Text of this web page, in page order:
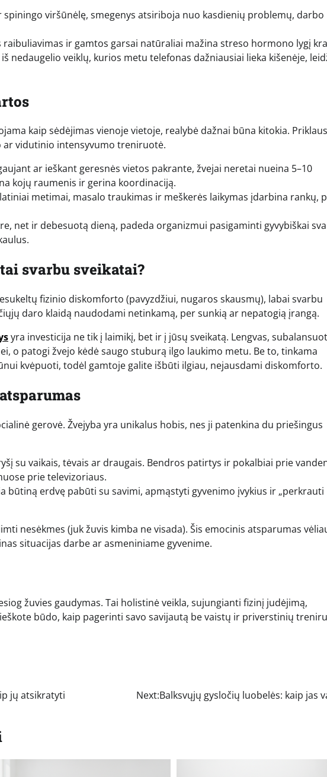
spiningo viršūnėlę, smegenys atsiriboja nuo kasdienių problemų, darbo
raibuliavimas ir gamtos garsai natūraliai mažina streso hormono lygį
iš nedaugelio veiklų, kurios metu telefonas dažniausiai lieka kišenėje,
kaip sėdėjimas vienoje vietoje, realybė dažnai būna kitokia.
vidutinio intensyvumo treniruotė.
ar ieškant geresnės vietos pakrante, žvejai neretai nueina 5–10
kojų raumenis ir gerina koordinaciją.
metimai, masalo traukimas ir meškerės laikymas įdarbina rankų,
net ir debesuotą dieną, padeda organizmui pasigaminti gyvybiškai
svarbu sveikatai?
fizinio diskomforto (pavyzdžiui, nugaros skausmų), labai svarbu
daro klaidą naudodami netinkamą, per sunkią ar nepatogią įrangą.
yra investicija ne tik į laimikį, bet ir į jūsų sveikatą. Lengvas,
o patogi žvejo kėdė saugo stuburą ilgo laukimo metu. Be to, tinkama
kvėpuoti, todėl gamtoje galite išbūti ilgiau, nejausdami diskomforto.
gerovė. Žvejyba yra unikalus hobis, nes ji patenkina du priešingus
su vaikais, tėvais ar draugais. Bendros patirtys ir pokalbiai prie
prie televizoriaus.
būtiną erdvę pabūti su savimi, apmąstyti gyvenimo įvykius ir „perkrauti
nesėkmes (juk žuvis kimba ne visada). Šis emocinis atsparumas
situacijas darbe ar asmeniniame gyvenime.
žuvies gaudymas. Tai holistinė veikla, sujungianti fizinį judėjimą,
būdo, kaip pagerinti savo savijautą be vaistų ir priverstinių
jų atsikratyti Next:Balksvųjų gysločių luobelės: kaip jas